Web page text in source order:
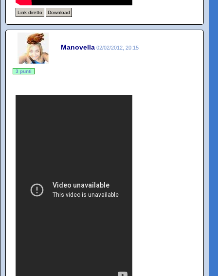
Link diretto Download
Manovella 02/02/2012, 20:15
3 punti